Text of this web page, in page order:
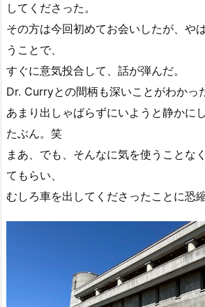
してくださった。
その方は今回初めてお会いしたが、や
うことで、
すぐに意気投合して、話が弾んだ。
Dr. Curryとの間柄も深いことがわかっ
あまり出しゃばらずにいようと静かにし
たぶん。笑
まあ、でも、そんなに気を使うことな
てもらい、
むしろ車を出してくださったことに恐縮